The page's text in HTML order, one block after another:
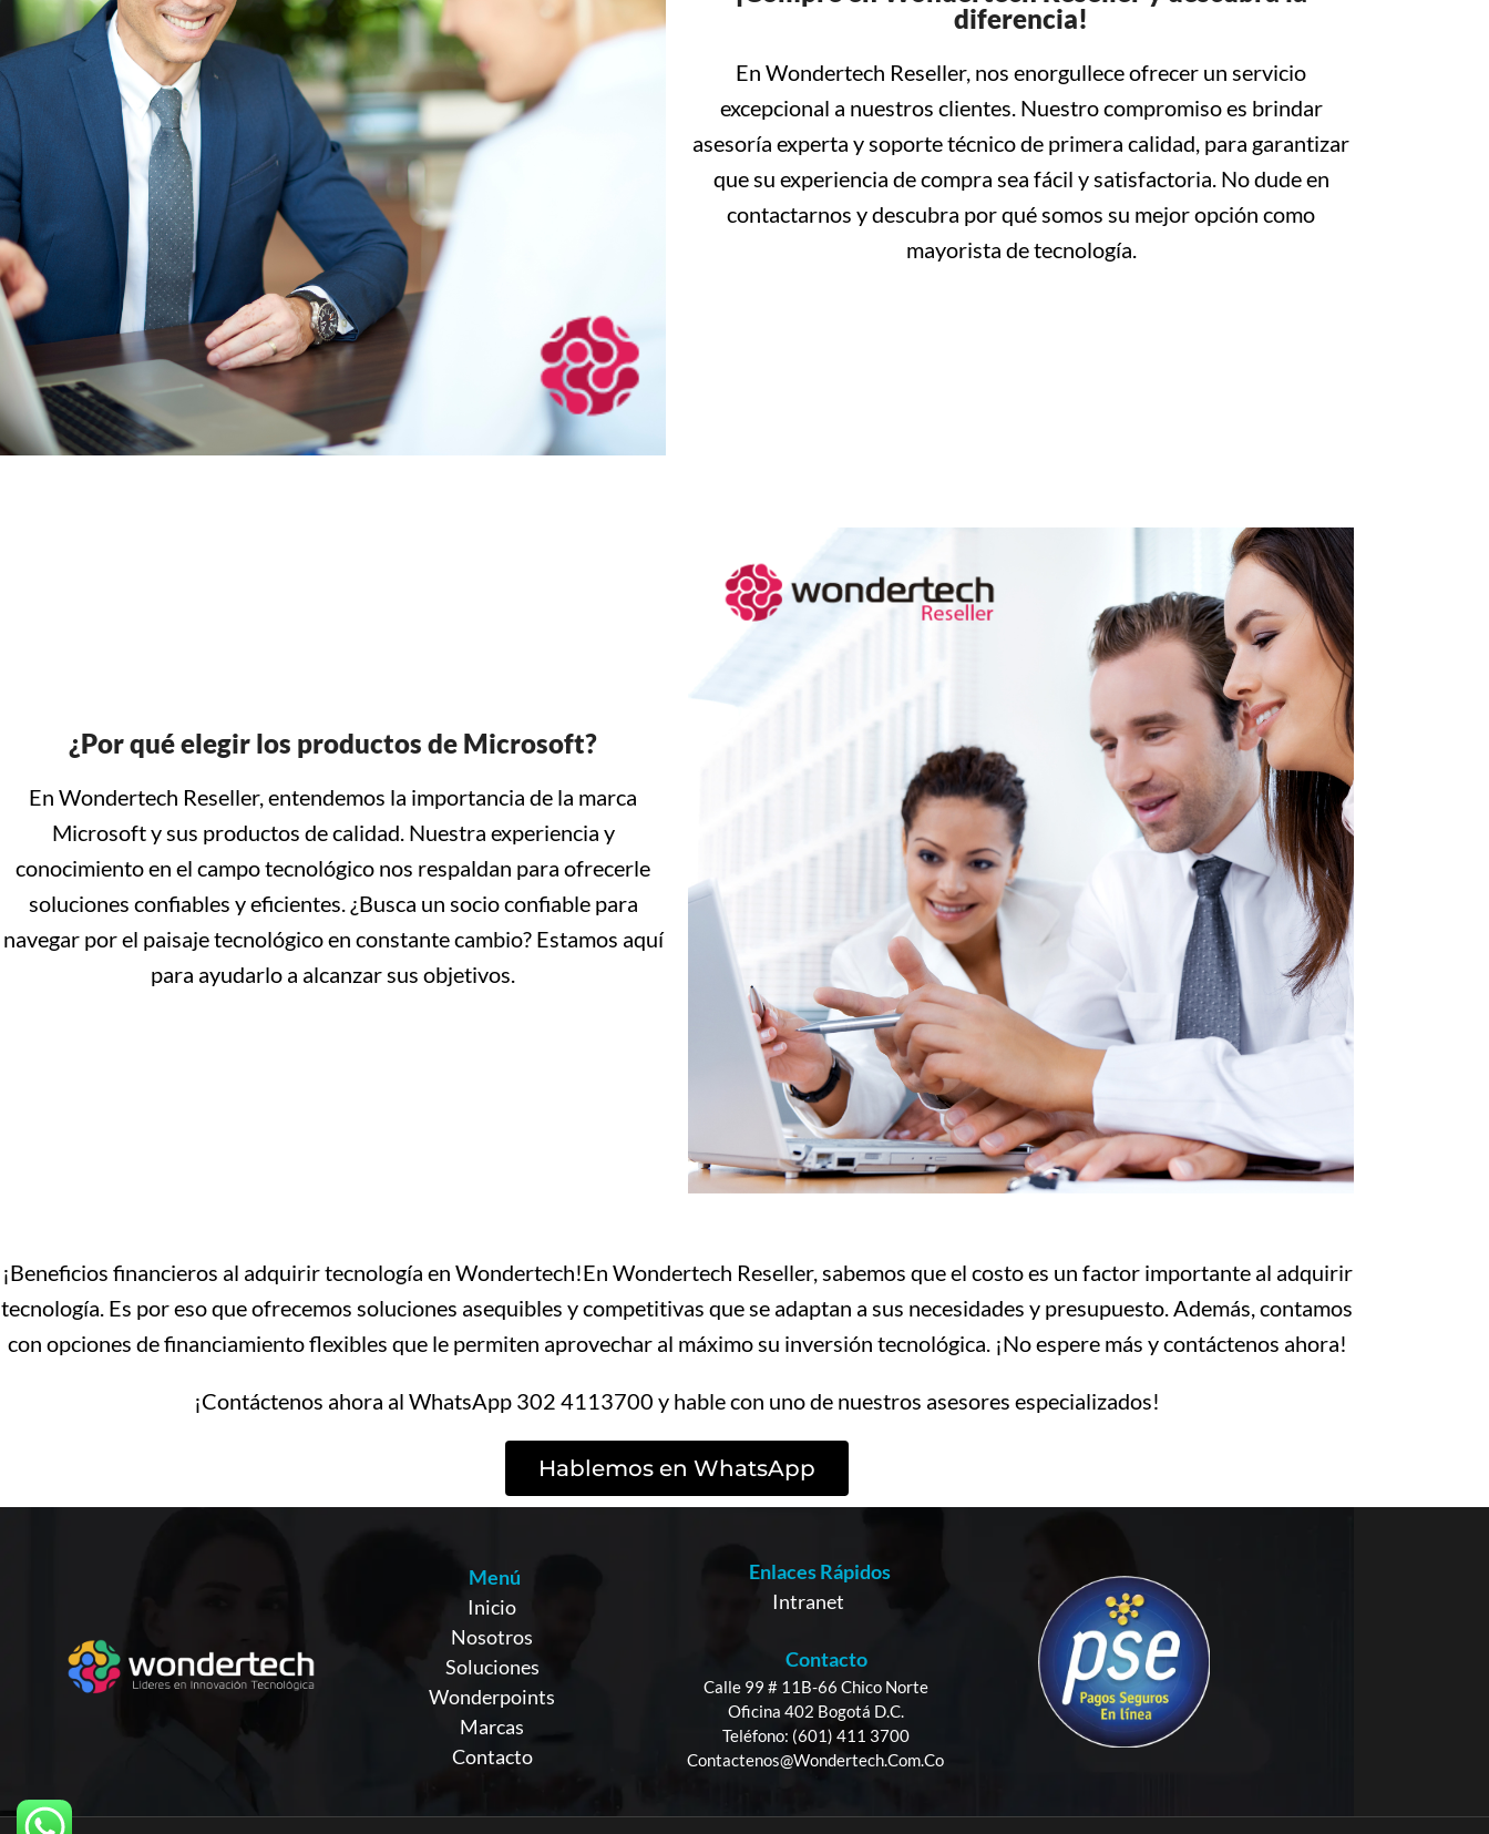
diferencia!
En Wondertech Reseller, nos enorgullece ofrecer un servicio
excepcional a nuestros clientes. Nuestro compromiso es brindar
asesoría experta y soporte técnico de primera calidad, para garantizar
que su experiencia de compra sea fácil y satisfactoria. No dude en
contactarnos y descubra por qué somos su mejor opción como
mayorista de tecnología.
¿Por qué elegir los productos de Microsoft?
En Wondertech Reseller, entendemos la importancia de la marca
Microsoft y sus productos de calidad. Nuestra experiencia y
conocimiento en el campo tecnológico nos respaldan para ofrecerle
soluciones confiables y eficientes. ¿Busca un socio confiable para
navegar por el paisaje tecnológico en constante cambio? Estamos aquí
para ayudarlo a alcanzar sus objetivos.
¡Beneficios financieros al adquirir tecnología en Wondertech!En Wondertech Reseller, sabemos que el costo es un factor importante al adquirir
tecnología. Es por eso que ofrecemos soluciones asequibles y competitivas que se adaptan a sus necesidades y presupuesto. Además, contamos
con opciones de financiamiento flexibles que le permiten aprovechar al máximo su inversión tecnológica. ¡No espere más y contáctenos ahora!
¡Contáctenos ahora al WhatsApp 302 4113700 y hable con uno de nuestros asesores especializados!
Hablemos en WhatsApp
Menú
Inicio
Nosotros
Soluciones
Wonderpoints
Marcas
Contacto
Enlaces Rápidos
Intranet
Contacto
Calle 99 # 11B-66 Chico Norte
Oficina 402 Bogotá D.C.
Teléfono: (601) 411 3700
Contactenos@wondertech.com.co